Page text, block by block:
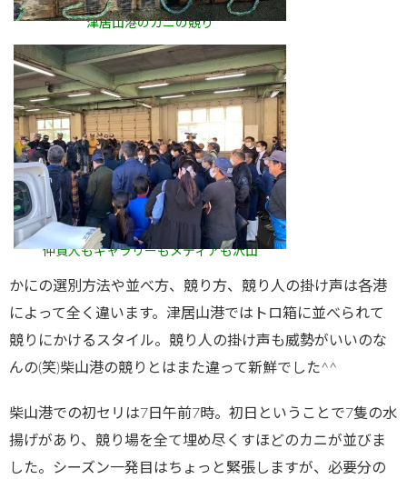
津居山港のカニの競り
仲買人もギャラリーもメディアも沢山
かにの選別方法や並べ方、競り方、競り人の掛け声は各港
によって全く違います。津居山港ではトロ箱に並べられて
競りにかけるスタイル。競り人の掛け声も威勢がいいのな
んの(笑)柴山港の競りとはまた違って新鮮でした^^
柴山港での初セリは7日午前7時。初日ということで7隻の水
揚げがあり、競り場を全て埋め尽くすほどのカニが並びま
した。シーズン一発目はちょっと緊張しますが、必要分の